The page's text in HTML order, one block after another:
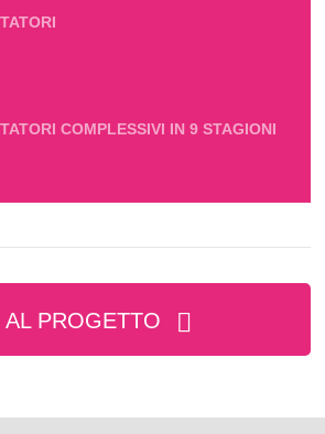
COMPLESSIVI IN 9 STAGIONI
AL PROGETTO